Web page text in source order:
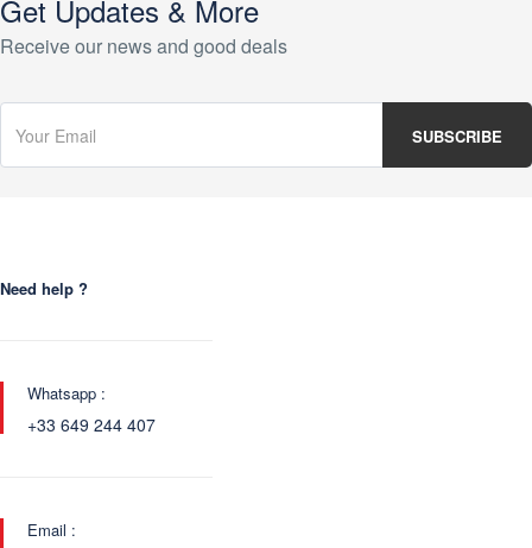
Get Updates & More
Receive our news and good deals
Need help ?
Whatsapp :
+33 649 244 407
Email :